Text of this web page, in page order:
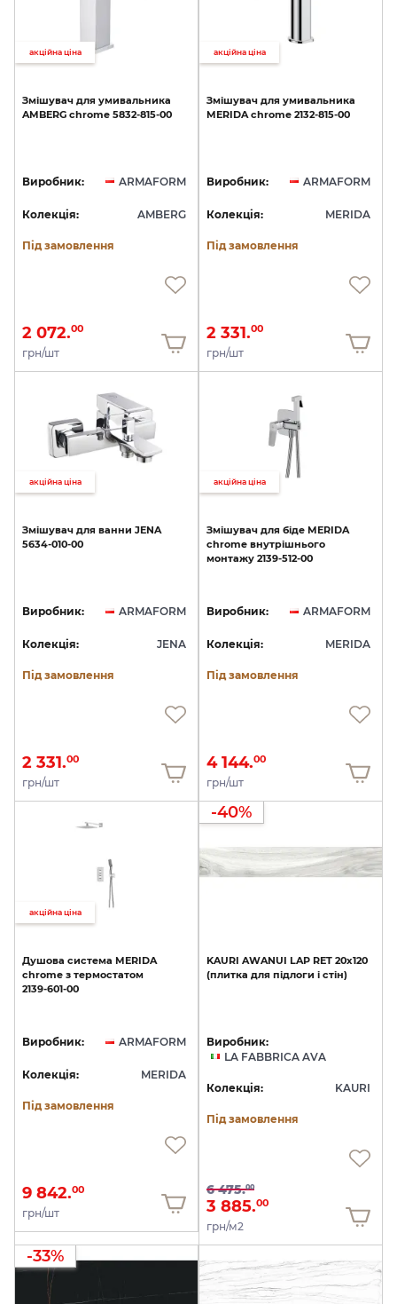
акційна ціна
Змішувач для умивальника
AMBERG chrome 5832-815-00
Виробник: ARMAFORM
Колекція: AMBERG
Під замовлення
2 072.00
грн/шт
акційна ціна
Змішувач для умивальника
MERIDA chrome 2132-815-00
Виробник: ARMAFORM
Колекція: MERIDA
Під замовлення
2 331.00
грн/шт
акційна ціна
Змішувач для ванни JENA
5634-010-00
Виробник: ARMAFORM
Колекція: JENA
Під замовлення
2 331.00
грн/шт
акційна ціна
Змішувач для біде MERIDA
chrome внутрішнього
монтажу 2139-512-00
Виробник: ARMAFORM
Колекція: MERIDA
Під замовлення
4 144.00
грн/шт
акційна ціна
Душова система MERIDA
chrome з термостатом
2139-601-00
Виробник: ARMAFORM
Колекція: MERIDA
Під замовлення
9 842.00
грн/шт
-40%
KAURI AWANUI LAP RET 20х120
(плитка для підлоги і стін)
Виробник:
LA FABBRICA AVA
Колекція: KAURI
Під замовлення
6 475.00
3 885.00
грн/м2
-33%